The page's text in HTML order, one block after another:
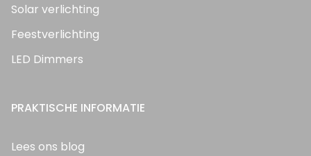
Solar verlichting
Feestverlichting
LED Dimmers
PRAKTISCHE INFORMATIE
Lees ons blog